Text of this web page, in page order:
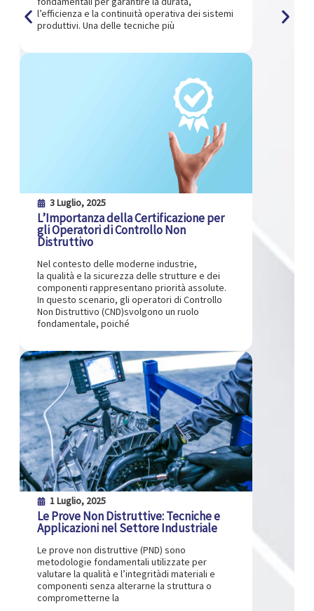
l’efficienza e la continuità operativa dei sistemi
produttivi. Una delle tecniche più
3 Luglio, 2025
L’Importanza della Certificazione per
gli Operatori di Controllo Non
Distruttivo
Nel contesto delle moderne industrie,
la qualità e la sicurezza delle strutture e dei
componenti rappresentano priorità assolute.
In questo scenario, gli operatori di Controllo
Non Distruttivo (CND)svolgono un ruolo
fondamentale, poiché
1 Luglio, 2025
Le Prove Non Distruttive: Tecniche e
Applicazioni nel Settore Industriale
Le prove non distruttive (PND) sono
metodologie fondamentali utilizzate per
valutare la qualità e l’integritàdi materiali e
componenti senza alterarne la struttura o
comprometterne la